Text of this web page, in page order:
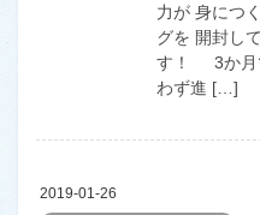
力が 身につ
グを 開封し
す！ 3か月
わず進 […]
2019-01-26